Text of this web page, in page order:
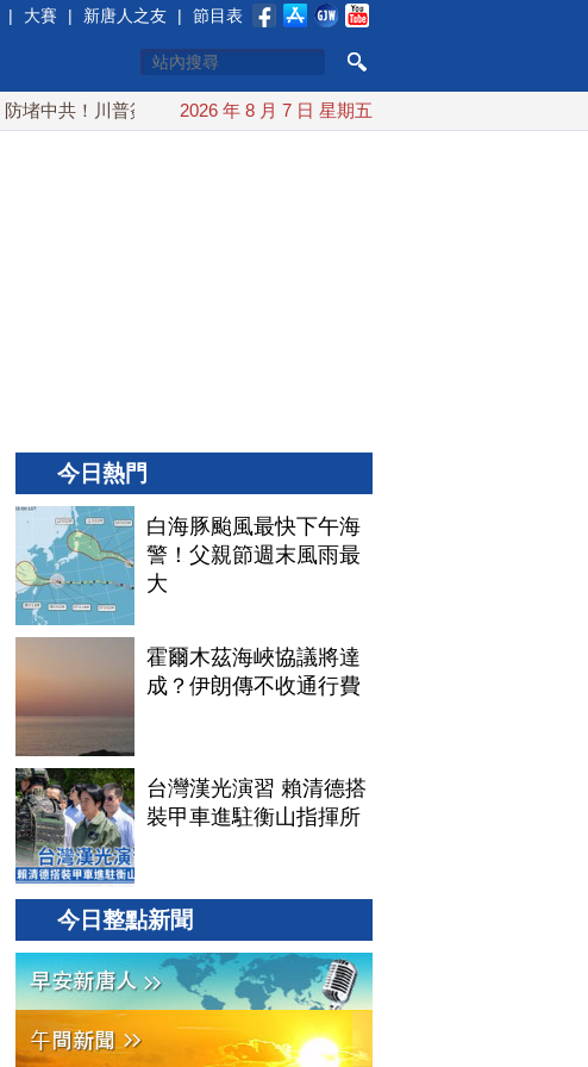
| 大賽 | 新唐人之友 | 節目表
中共！川普簽行政令 對多晶矽課15%關稅
2026 年 8 月 7 日 星期五
今日熱門
白海豚颱風最快下午海
警！父親節週末風雨最
大
霍爾木茲海峽協議將達
成？伊朗傳不收通行費
台灣漢光演習 賴清德搭
裝甲車進駐衡山指揮所
今日整點新聞